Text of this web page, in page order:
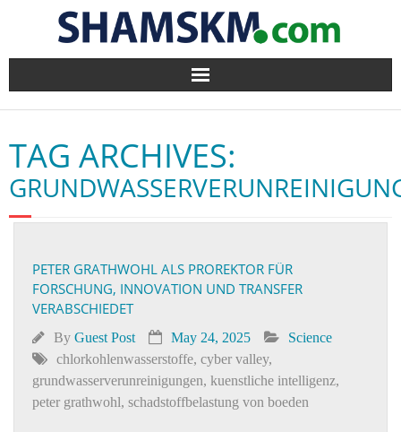
Home
BlogArena
Forum
Contact
TAG ARCHIVES:
PETER GRATHWOHL ALS PROREKTOR FÜR
FORSCHUNG, INNOVATION UND TRANSFER
VERABSCHIEDET
By Guest Post May 24, 2025
Science
chlorkohlenwasserstoffe, cyber valley,
grundwasserverunreinigungen, kuenstliche intelligenz,
peter grathwohl, schadstoffbelastung von boeden